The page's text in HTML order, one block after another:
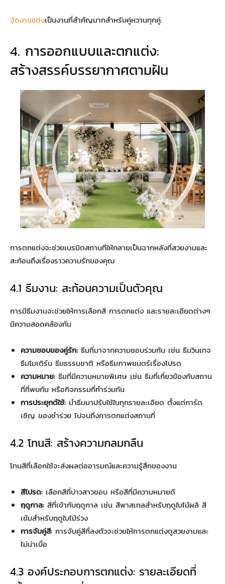
จัดงานแต่งเป็นงานที่สำคัญมากสำหรับคู่หวานทุกคู่.
4. การออกแบบและตกแต่ง:
สร้างสรรค์บรรยากาศตามฝัน
การตกแต่งจะช่วยเนรมิตสถานที่ให้กลายเป็นฉากหลังที่สวยงามและ
สะท้อนถึงเรื่องราวความรักของคุณ
4.1 ธีมงาน: สะท้อนความเป็นตัวคุณ
การมีธีมงานจะช่วยให้การเลือกสี การตกแต่ง และรายละเอียดต่างๆ
มีความสอดคล้องกัน
ความชอบของคู่รัก: ธีมที่มาจากความชอบร่วมกัน เช่น ธีมวินเทจ
ธีมโมเดิร์น ธีมธรรมชาติ หรือธีมภาพยนตร์เรื่องโปรด
ความหมาย: ธีมที่มีความหมายพิเศษ เช่น ธีมที่เกี่ยวข้องกับสถาน
ที่ที่พบกัน หรือกิจกรรมที่ทำร่วมกัน
การประยุกต์ใช้: นำธีมมาปรับใช้ในทุกรายละเอียด ตั้งแต่การ์ด
เชิญ ของชำร่วย ไปจนถึงการตกแต่งสถานที่
4.2 โทนสี: สร้างความกลมกลืน
โทนสีที่เลือกใช้จะส่งผลต่ออารมณ์และความรู้สึกของงาน
สีโปรด: เลือกสีที่บ่าวสาวชอบ หรือสีที่มีความหมายดี
ฤดูกาล: สีที่เข้ากับฤดูกาล เช่น สีพาสเทลสำหรับฤดูใบไม้ผลิ สี
เข้มสำหรับฤดูใบไม้ร่วง
การจับคู่สี: การจับคู่สีที่ลงตัวจะช่วยให้การตกแต่งดูสวยงามและ
ไม่น่าเบื่อ
4.3 องค์ประกอบการตกแต่ง: รายละเอียดที่